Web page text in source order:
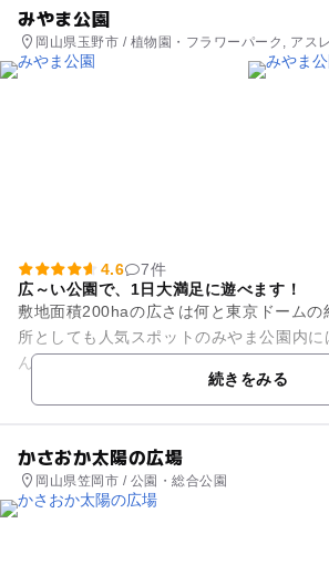
みやま公園
岡山県玉野市 / 植物園・フラワーパーク, アス
4.6
7件
広～い公園で、1日大満足に遊べます！
敷地面積200haの広さは何と東京ドームの
所としても人気スポットのみやま公園内に
んの家族連れで賑わう、遊具やアスレチッ
続きをみる
かさおか太陽の広場
岡山県笠岡市 / 公園・総合公園